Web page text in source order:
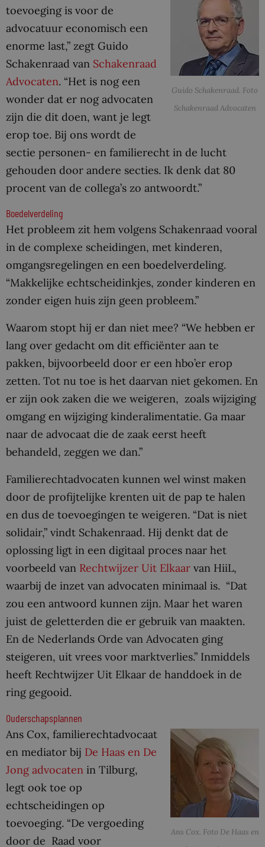
Guido Schakenraad. Foto
Schakenraad Advocaten
toevoeging is voor de
advocatuur economisch een
enorme last,” zegt Guido
Schakenraad van Schakenraad
Advocaten. “Het is nog een
wonder dat er nog advocaten
zijn die dit doen, want je legt
erop toe. Bij ons wordt de
sectie personen- en familierecht in de lucht
gehouden door andere secties. Ik denk dat 80
procent van de collega’s zo antwoordt.”
Boedelverdeling
Het probleem zit hem volgens Schakenraad vooral
in de complexe scheidingen, met kinderen,
omgangsregelingen en een boedelverdeling.
“Makkelijke echtscheidinkjes, zonder kinderen en
zonder eigen huis zijn geen probleem.”
Waarom stopt hij er dan niet mee? “We hebben er
lang over gedacht om dit efficiënter aan te
pakken, bijvoorbeeld door er een hbo’er erop
zetten. Tot nu toe is het daarvan niet gekomen. En
er zijn ook zaken die we weigeren, zoals wijziging
omgang en wijziging kinderalimentatie. Ga maar
naar de advocaat die de zaak eerst heeft
behandeld, zeggen we dan.”
Familierechtadvocaten kunnen wel winst maken
door de profijtelijke krenten uit de pap te halen
en dus de toevoegingen te weigeren. “Dat is niet
solidair,” vindt Schakenraad. Hij denkt dat de
oplossing ligt in een digitaal proces naar het
voorbeeld van Rechtwijzer Uit Elkaar van HiiL,
waarbij de inzet van advocaten minimaal is. “Dat
zou een antwoord kunnen zijn. Maar het waren
juist de geletterden die er gebruik van maakten.
En de Nederlands Orde van Advocaten ging
steigeren, uit vrees voor marktverlies.” Inmiddels
heeft Rechtwijzer Uit Elkaar de handdoek in de
ring gegooid.
Ouderschapsplannen
Ans Cox. Foto De Haas en
Ans Cox, familierechtadvocaat
en mediator bij De Haas en De
Jong advocaten in Tilburg,
legt ook toe op
echtscheidingen op
toevoeging. “De vergoeding
door de Raad voor